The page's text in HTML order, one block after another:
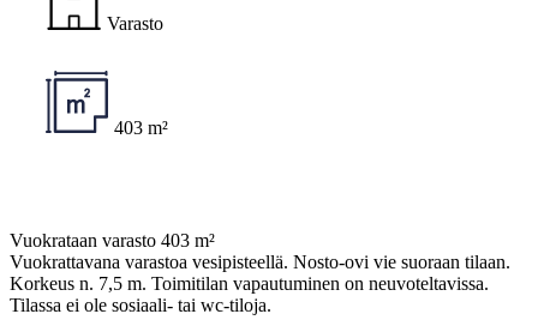
Varasto
403 m²
Vuokrataan varasto 403 m²
Vuokrattavana varastoa vesipisteellä. Nosto-ovi vie suoraan tilaan.
Korkeus n. 7,5 m. Toimitilan vapautuminen on neuvoteltavissa.
Tilassa ei ole sosiaali- tai wc-tiloja.